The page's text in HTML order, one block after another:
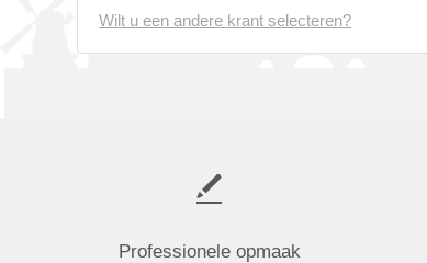
Wilt u een andere krant selecteren?
Professionele opmaak